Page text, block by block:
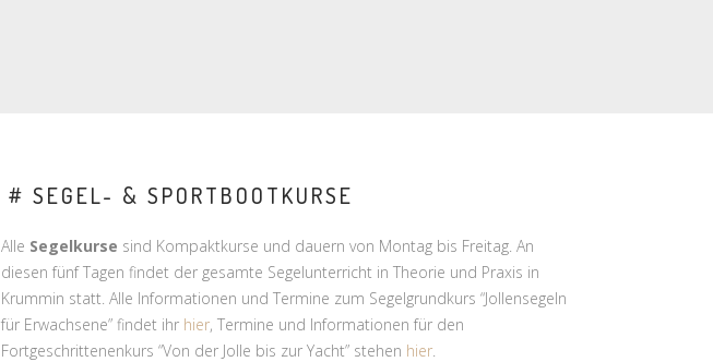
# SEGEL- & SPORTBOOTKURSE
Alle Segelkurse sind Kompaktkurse und dauern von Montag bis Freitag. An
diesen fünf Tagen findet der gesamte Segelunterricht in Theorie und Praxis in
Krummin statt. Alle Informationen und Termine zum Segelgrundkurs “Jollensegeln
für Erwachsene” findet ihr hier, Termine und Informationen für den
Fortgeschrittenenkurs “Von der Jolle bis zur Yacht” stehen hier.